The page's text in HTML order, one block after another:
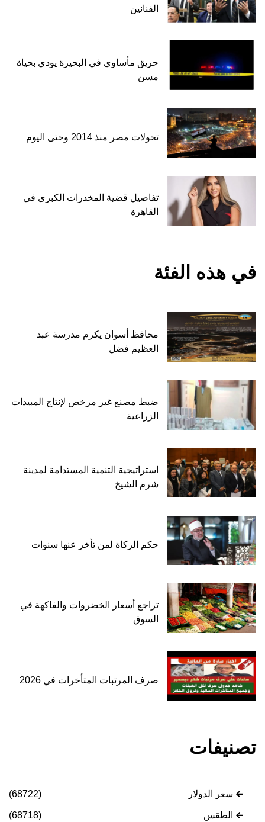
الفنانين
حريق مأساوي في البحيرة يودي بحياة
مسن
تحولات مصر منذ 2014 وحتى اليوم
تفاصيل قضية المخدرات الكبرى في
القاهرة
في هذه الفئة
محافظ أسوان يكرم مدرسة عبد
العظيم فضل
ضبط مصنع غير مرخص لإنتاج المبيدات
الزراعية
استراتيجية التنمية المستدامة لمدينة
شرم الشيخ
حكم الزكاة لمن تأخر عنها سنوات
تراجع أسعار الخضروات والفاكهة في
السوق
صرف المرتبات المتأخرات في 2026
تصنيفات
سعر الدولار (68722)
الطقس (68718)